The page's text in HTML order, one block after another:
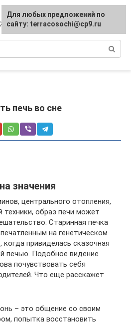
печь во сне
значения
центрального отопления,
техники, образ печи может
Старинная печка
на генетическом
когда привиделась сказочная
печью. Подобное видение
почувствовать себя
Что еще расскажет
– это общение со своим
попытка восстановить
Для любых предложений по
сайту: terracosochi@cp9.ru